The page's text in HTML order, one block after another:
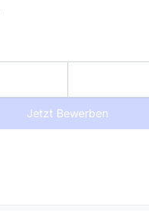
Jetzt Bewerben